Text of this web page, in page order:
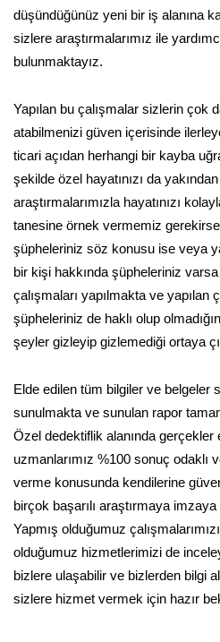
düşündüğünüz yeni bir iş alanına
sizlere araştırmalarımız ile
bulunmaktayız.
Yapılan bu çalışmalar sizlerin çok
atabilmenizi güven içerisinde
ticari açıdan herhangi bir kayba
şekilde özel hayatınızı da
araştırmalarımızla hayatınızı
tanesine örnek vermemiz
şüpheleriniz söz konusu ise veya
bir kişi hakkında şüpheleriniz
çalışmaları yapılmakta ve yapılan
şüpheleriniz de haklı olup
şeyler gizleyip gizlemediği ortaya
Elde edilen tüm bilgiler ve belgeler
sunulmakta ve sunulan rapor
Özel dedektiflik alanında
uzmanlarımız %100 sonuç odaklı
verme konusunda kendilerine
birçok başarılı araştırmaya imzaya
Yapmış olduğumuz
olduğumuz hizmetlerimizi de
bizlere ulaşabilir ve bizlerden bilgi
sizlere hizmet vermek için hazır